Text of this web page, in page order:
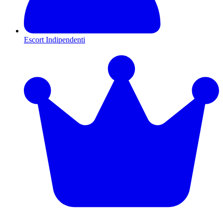
Escort Indipendenti